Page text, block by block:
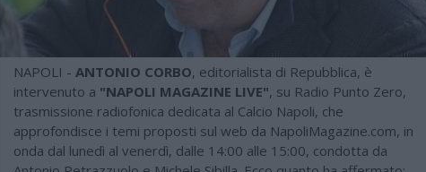
NAPOLI - ANTONIO CORBO, editorialista di Repubblica, è
intervenuto a "NAPOLI MAGAZINE LIVE", su Radio Punto Zero,
trasmissione radiofonica dedicata al Calcio Napoli, che
approfondisce i temi proposti sul web da NapoliMagazine.com, in
onda dal lunedì al venerdì, dalle 14:00 alle 15:00, condotta da